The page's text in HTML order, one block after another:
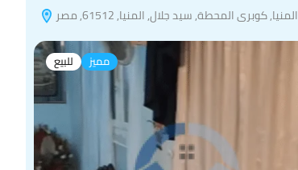
المنيا, كوبرى المحطة, سيد جلال, المنيا, 61512, مصر
للبيع مميز